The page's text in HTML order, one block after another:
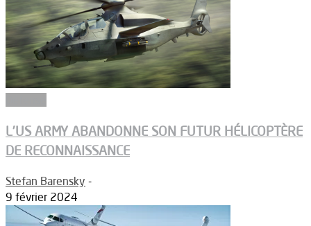
L’US ARMY ABANDONNE SON FUTUR HÉLICOPTÈRE
DE RECONNAISSANCE
Stefan Barensky -
9 février 2024